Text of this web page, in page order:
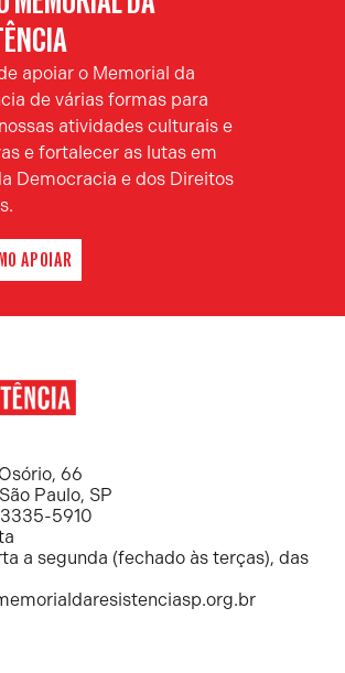
apoiar o Memorial da
de várias formas para
atividades culturais e
e fortalecer as lutas em
Democracia e dos Direitos
APOIAR
66
Paulo, SP
3335-5910
a segunda (fechado às terças), das